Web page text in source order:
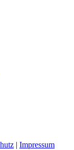
| Impressum